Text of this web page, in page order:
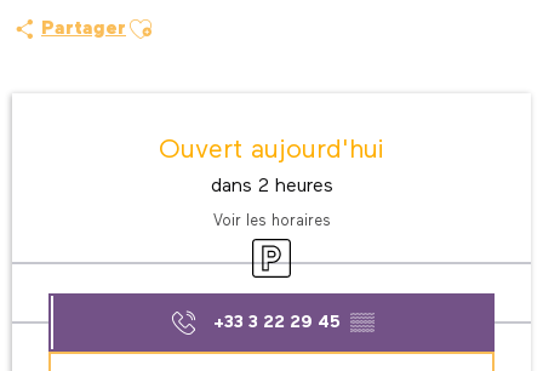
Partager Ajouter aux favoris
Ouvert aujourd'hui
dans 2 heures
Voir les horaires
Parking
+33 3 22 29 45 ▒▒